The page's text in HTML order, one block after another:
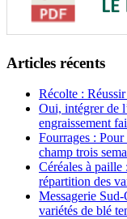
Articles récents
Récolte :
Oui, intégrer de
engraissement
Fourrages :
champ trois
Céréales à paille
répartition des
Messagerie
variétés de blé